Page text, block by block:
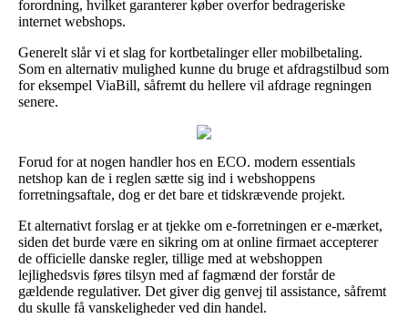
forordning, hvilket garanterer køber overfor bedrageriske
internet webshops.
Generelt slår vi et slag for kortbetalinger eller mobilbetaling.
Som en alternativ mulighed kunne du bruge et afdragstilbud som
for eksempel ViaBill, såfremt du hellere vil afdrage regningen
senere.
Forud for at nogen handler hos en ECO. modern essentials
netshop kan de i reglen sætte sig ind i webshoppens
forretningsaftale, dog er det bare et tidskrævende projekt.
Et alternativt forslag er at tjekke om e-forretningen er e-mærket,
siden det burde være en sikring om at online firmaet accepterer
de officielle danske regler, tillige med at webshoppen
lejlighedsvis føres tilsyn med af fagmænd der forstår de
gældende regulativer. Det giver dig genvej til assistance, såfremt
du skulle få vanskeligheder ved din handel.